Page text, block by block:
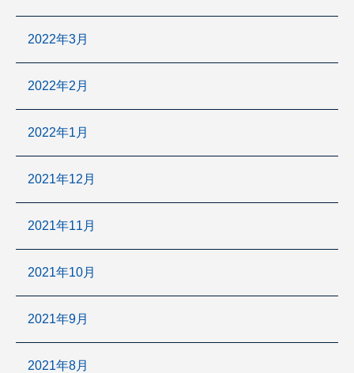
2022年3月
2022年2月
2022年1月
2021年12月
2021年11月
2021年10月
2021年9月
2021年8月